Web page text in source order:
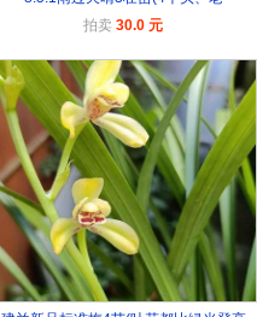
拍卖 30.0 元